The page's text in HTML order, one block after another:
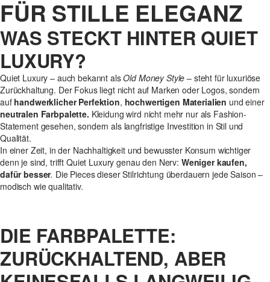
FÜR STILLE ELEGANZ
WAS STECKT HINTER QUIET
LUXURY?
Quiet Luxury – auch bekannt alsOld Money Style – steht für luxuriöse
Zurückhaltung. Der Fokus liegt nicht auf Marken oder Logos, sondern
auf handwerklicher Perfektion, hochwertigen Materialien und einer
neutralen Farbpalette. Kleidung wird nicht mehr nur als Fashion-
Statement gesehen, sondern als langfristige Investition in Stil und
Qualität.
In einer Zeit, in der Nachhaltigkeit und bewusster Konsum wichtiger
denn je sind, trifft Quiet Luxury genau den Nerv: Weniger kaufen,
dafür besser. Die Pieces dieser Stilrichtung überdauern jede Saison –
modisch wie qualitativ.
DIE FARBPALETTE:
ZURÜCKHALTEND, ABER